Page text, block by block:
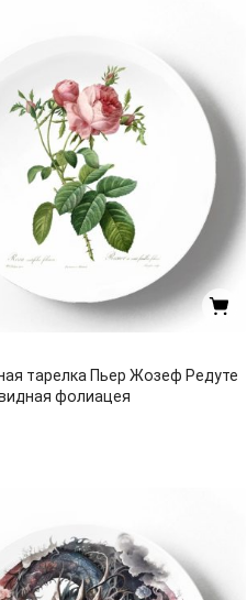
тарелка Пьер Жозеф Редуте
фолиацея